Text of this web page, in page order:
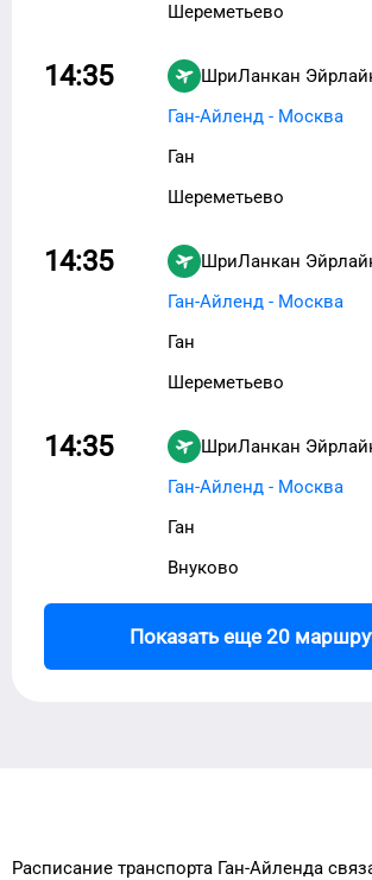
Шереметьево
14:35 ШриЛанкан
Ган-Айленд - Москва
Ган
Шереметьево
14:35 ШриЛанкан
Ган-Айленд - Москва
Ган
Шереметьево
14:35 ШриЛанкан
Ган-Айленд - Москва
Ган
Внуково
Показать еще 20
Расписание транспорта Ган-Айленда